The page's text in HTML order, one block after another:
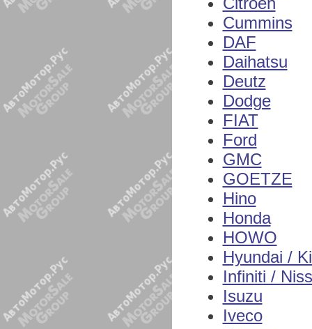
Cummins
DAF
Daihatsu
Deutz
Dodge
FIAT
Ford
GMC
GOETZE
Hino
Honda
HOWO
Hyundai /
Infiniti /
Isuzu
Iveco